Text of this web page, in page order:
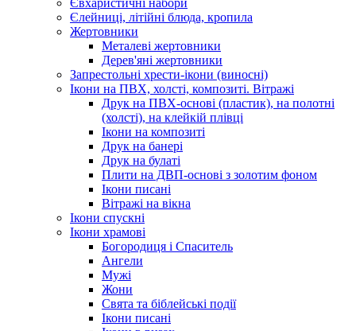
Євхаристичні набори
Єлейниці, літійні блюда, кропила
Жертовники
Металеві жертовники
Дерев'яні жертовники
Запрестольні хрести-ікони (виносні)
Ікони на ПВХ, холсті, композиті. Вітражі
Друк на ПВХ-основі (пластик), на полотні
(холсті), на клейкій плівці
Ікони на композиті
Друк на банері
Друк на булаті
Плити на ДВП-основі з золотим фоном
Ікони писані
Вітражі на вікна
Ікони спускні
Ікони храмові
Богородиця і Спаситель
Ангели
Мужі
Жони
Свята та біблейські події
Ікони писані